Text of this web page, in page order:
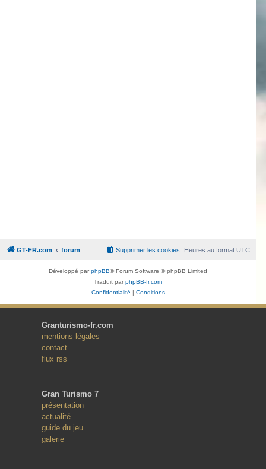
GT-FR.com forum Heures au formatUTC
Supprimer les cookies
Développé parphpBB® Forum Software © phpBB Limited
Traduit parphpBB-fr.com
Confidentialité
Conditions
Granturismo-fr.com
mentions légales
contact
flux rss
Gran Turismo 7
présentation
actualité
guide du jeu
galerie